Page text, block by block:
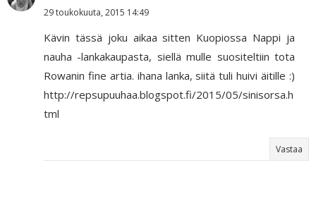
29 toukokuuta, 2015 14:49
Kävin tässä joku aikaa sitten Kuopiossa Nappi ja
nauha -lankakaupasta, siellä mulle suositeltiin tota
Rowanin fine artia. ihana lanka, siitä tuli huivi äitille :)
http://repsupuuhaa.blogspot.fi/2015/05/sinisorsa.h
tml
Vastaa